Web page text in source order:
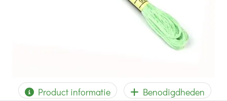
Product informatie Benodigdheden